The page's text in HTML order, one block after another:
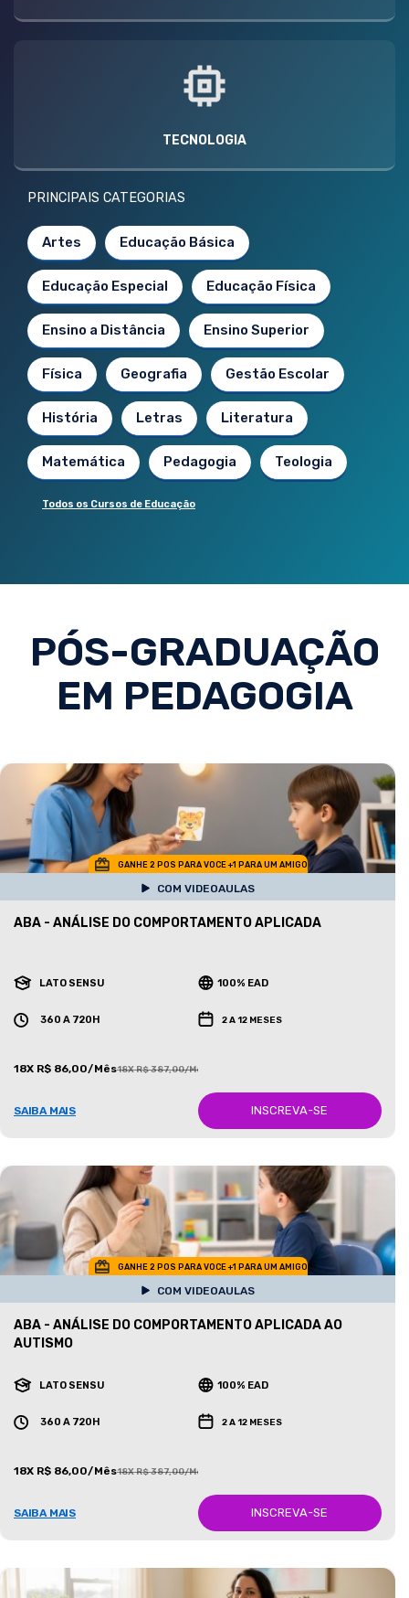
TECNOLOGIA
PRINCIPAIS CATEGORIAS
Artes Educação Básica
Educação Especial Educação Física
Ensino a Distância Ensino Superior
Física Geografia Gestão Escolar
História Letras Literatura
Matemática Pedagogia Teologia
Todos os Cursos de Educação
PÓS-GRADUAÇÃO
EM PEDAGOGIA
GANHE 2 POS PARA VOCE +1 PARA UM AMIGO
COM VIDEOAULAS
ABA - ANÁLISE DO COMPORTAMENTO APLICADA
LATO SENSU 100% EAD
360 A 720H 2 A 12 MESES
18X R$ 86,00/Mês18X R$ 387,00/Mês
SAIBA MAIS INSCREVA-SE
GANHE 2 POS PARA VOCE +1 PARA UM AMIGO
COM VIDEOAULAS
ABA - ANÁLISE DO COMPORTAMENTO APLICADA AO
AUTISMO
LATO SENSU 100% EAD
360 A 720H 2 A 12 MESES
18X R$ 86,00/Mês18X R$ 387,00/Mês
SAIBA MAIS INSCREVA-SE